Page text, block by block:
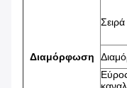
Διαμόρφωση
Σειρά